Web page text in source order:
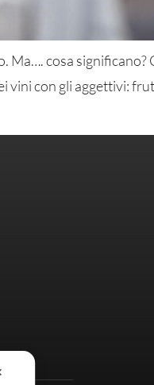
Ma…. cosa significano?
vini con gli aggettivi: